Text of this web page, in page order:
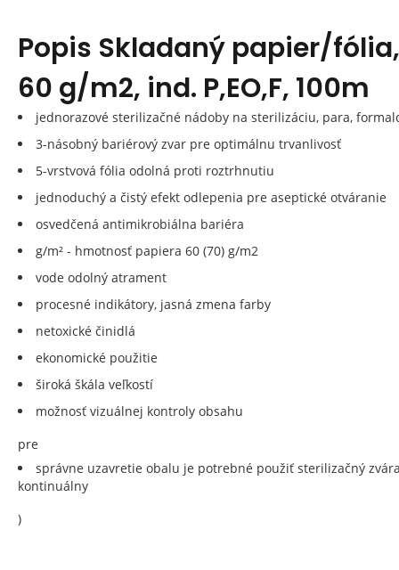
Popis Skladaný papier/
60 g/m2, ind. P,EO,F, 100m
jednorazové sterilizačné nádoby na sterilizáciu, para,
3-násobný bariérový zvar pre optimálnu trvanlivosť
5-vrstvová fólia odolná proti roztrhnutiu
jednoduchý a čistý efekt odlepenia pre aseptické otváranie
osvedčená antimikrobiálna bariéra
g/m² - hmotnosť papiera 60 (70) g/m2
vode odolný atrament
procesné indikátory, jasná zmena farby
netoxické činidlá
ekonomické použitie
široká škála veľkostí
možnosť vizuálnej kontroly obsahu
pre
správne uzavretie obalu je potrebné použiť sterilizačný
kontinuálny
)